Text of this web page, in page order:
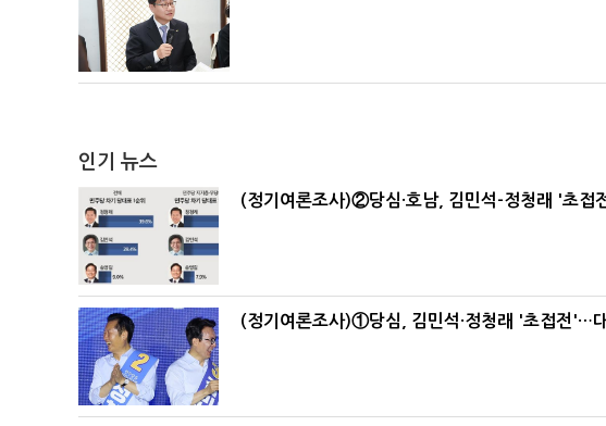
인기 뉴스
(정기여론조사)②당심·호남, 김민석-정청래 '초접
(정기여론조사)①당심, 김민석·정청래 '초접전'…